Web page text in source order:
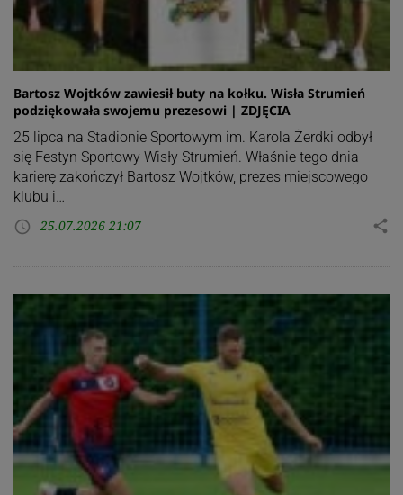
Bartosz Wojtków zawiesił buty na kołku. Wisła Strumień
podziękowała swojemu prezesowi | ZDJĘCIA
25 lipca na Stadionie Sportowym im. Karola Żerdki odbył
się Festyn Sportowy Wisły Strumień. Właśnie tego dnia
karierę zakończył Bartosz Wojtków, prezes miejscowego
klubu i…
access_time 25.07.2026 21:07 share